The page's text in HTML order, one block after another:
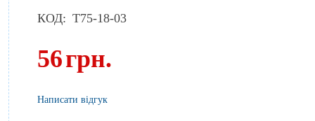
КОД: T75-18-03
56грн.
Написати відгук